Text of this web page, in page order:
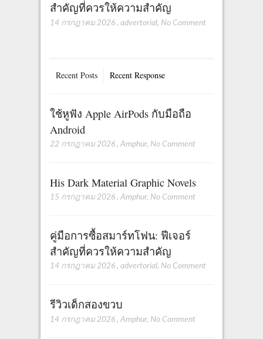
สำคัญที่ควรให้ความสำคัญ
14 กรกฎาคม 2026 , advertorial, No Comment
Recent Posts Recent Response
ใช้หูฟัง Apple AirPods กับมือถือ
Android
22 กรกฎาคม 2026 , Amphur, No Comment
His Dark Material Graphic Novels
15 กรกฎาคม 2026 , Amphur, No Comment
คู่มือการซื้อสมาร์ทโฟน: ฟีเจอร์
สำคัญที่ควรให้ความสำคัญ
14 กรกฎาคม 2026 , advertorial, No Comment
รีวิวเด็กสองขวบ
14 กรกฎาคม 2026 , Amphur, No Comment